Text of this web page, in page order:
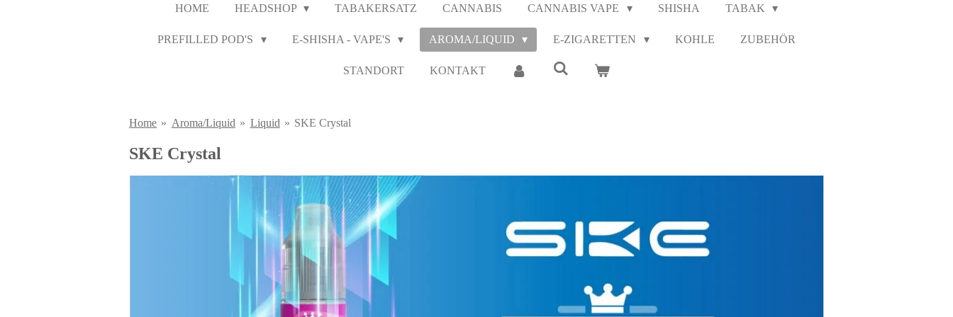
HOME HEADSHOP TABAKERSATZ CANNABIS CANNABIS VAPE SHISHA TABAK
PREFILLED POD'S E-SHISHA - VAPE'S AROMA/LIQUID E-ZIGARETTEN KOHLE ZUBEHÖR
STANDORT KONTAKT
Home » Aroma/Liquid » Liquid » SKE Crystal
SKE Crystal